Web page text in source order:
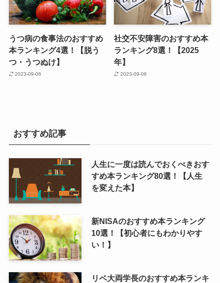
うつ病の食事法のおすすめ
本ランキング4選！【脱う
つ・うつぬけ】
2023-09-06
社交不安障害のおすすめ本
ランキング8選！【2025
年】
2023-09-06
おすすめ記事
人生に一度は読んでおくべきおす
すめ本ランキング80選！【人生
を変えた本】
新NISAのおすすめ本ランキング
10選！【初心者にもわかりやす
い！】
リベ大両学長のおすすめ本ランキ